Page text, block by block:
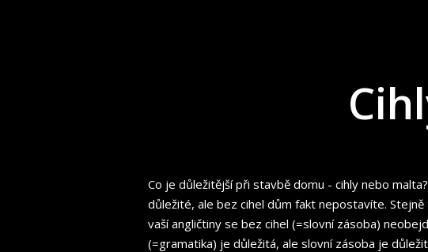
Co je důležitější při stavbě domu - cihly nebo
důležité, ale bez cihel dům fakt nepostavíte.
vaší angličtiny se bez cihel (=slovní zásoba)
(=gramatika) je důležitá, ale slovní zásoba je